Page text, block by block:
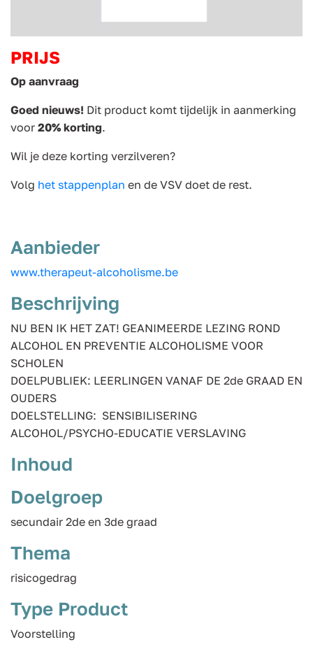
PRIJS
Op aanvraag
Goed nieuws! Dit product komt tijdelijk in aanmerking
voor 20% korting.
Wil je deze korting verzilveren?
Volg het stappenplan en de VSV doet de rest.
Aanbieder
www.therapeut-alcoholisme.be
Beschrijving
NU BEN IK HET ZAT! GEANIMEERDE LEZING ROND
ALCOHOL EN PREVENTIE ALCOHOLISME VOOR
SCHOLEN
DOELPUBLIEK: LEERLINGEN VANAF DE 2de GRAAD EN
OUDERS
DOELSTELLING: SENSIBILISERING
ALCOHOL/PSYCHO-EDUCATIE VERSLAVING
Inhoud
Doelgroep
secundair 2de en 3de graad
Thema
risicogedrag
Type Product
Voorstelling